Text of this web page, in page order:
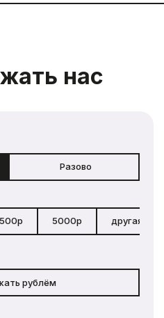
нас
Разово
5000р другая
рублём